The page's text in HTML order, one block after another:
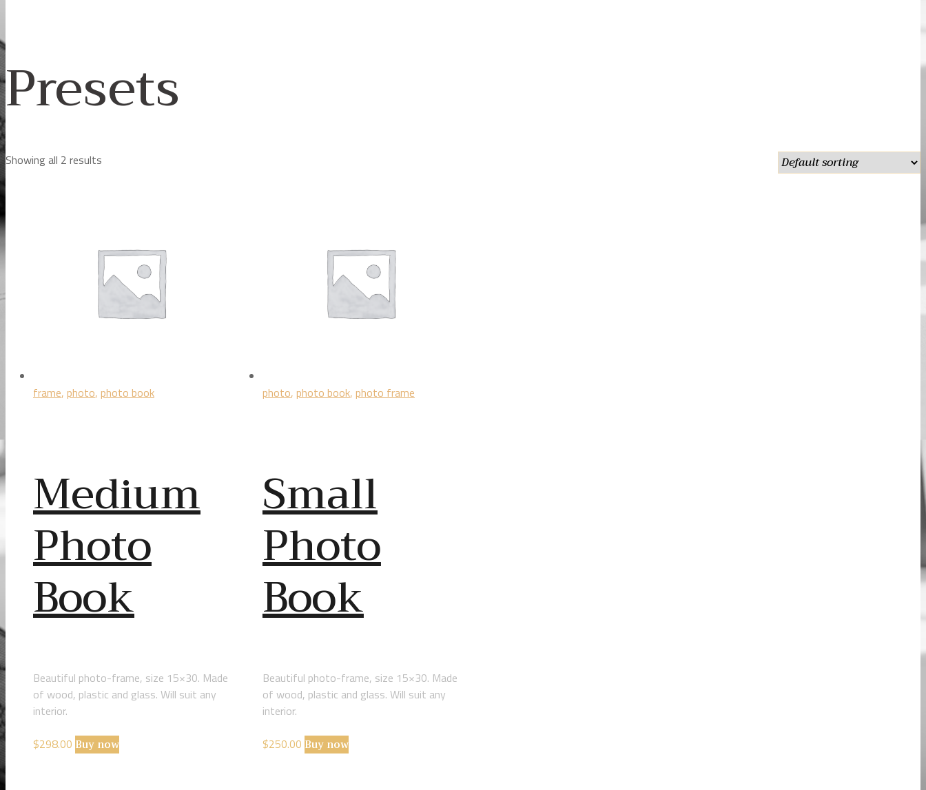
Presets
Showing all 2 results
frame, photo, photo book
Medium
Photo
Book
Beautiful photo-frame, size 15×30. Made
of wood, plastic and glass. Will suit any
interior.
$298.00 Buy now
photo, photo book, photo frame
Small
Photo
Book
Beautiful photo-frame, size 15×30. Made
of wood, plastic and glass. Will suit any
interior.
$250.00 Buy now